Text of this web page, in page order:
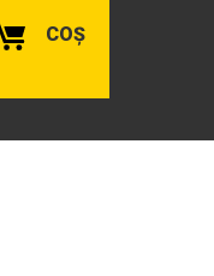
COȘ